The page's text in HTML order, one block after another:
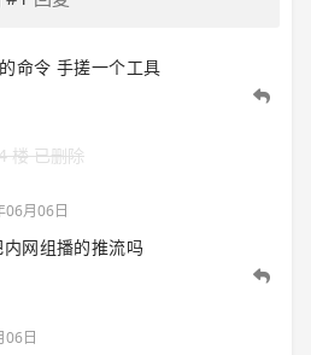
命令 手搓一个工具
楼 已删除
06月06日
网组播的推流吗
06日